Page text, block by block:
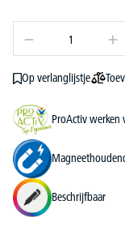
Op verlanglijstje
ProActiv werken
Beschrijfbaar